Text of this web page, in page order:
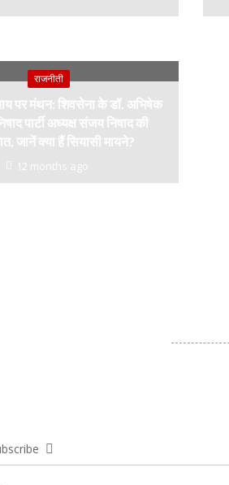
राजनीती
पर मंथन: शिवसेना के डॉ. अभिषेक
पार्टी अध्यक्ष संजय निषाद की
जानें क्या हैं सियासी मायने?
12 months ago